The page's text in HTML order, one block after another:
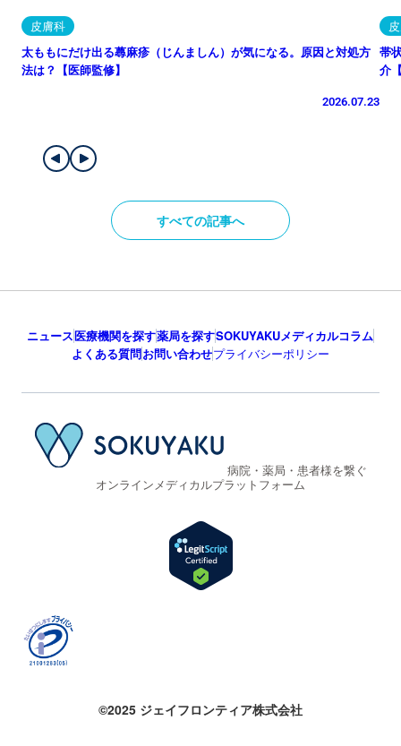
皮膚科
太ももにだけ出る蕁麻疹（じんましん）が気になる。原因と対処方
法は？【医師監修】
2026.07.23
帯
介
すべての記事へ
ニュース医療機関を探す薬局を探すSOKUYAKUメディカルコラム
よくある質問お問い合わせプライバシーポリシー
病院・薬局・患者様を繋ぐ
オンラインメディカルプラットフォーム
©2025 ジェイフロンティア株式会社